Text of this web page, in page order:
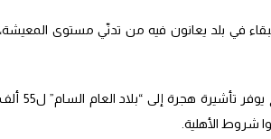
في بلد يعانون فيه من تدنّي مستوى المعيشة،
ويذكر أن برنامج تأشيرة التنوع أو ما يعرف ب”قرعة أمريكا”، هو برنامج يوفر تأشيرة هجرة إلى “بلاد العام السام” ل55 ألف
شروط الأهلية.